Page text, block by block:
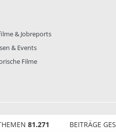
& Jobreports
& Events
Filme
81.271 BEITRÄGE